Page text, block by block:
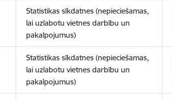
Statistikas sīkdatnes (nepieciešamas,
lai uzlabotu vietnes darbību un
pakalpojumus)
Statistikas sīkdatnes (nepieciešamas,
lai uzlabotu vietnes darbību un
pakalpojumus)